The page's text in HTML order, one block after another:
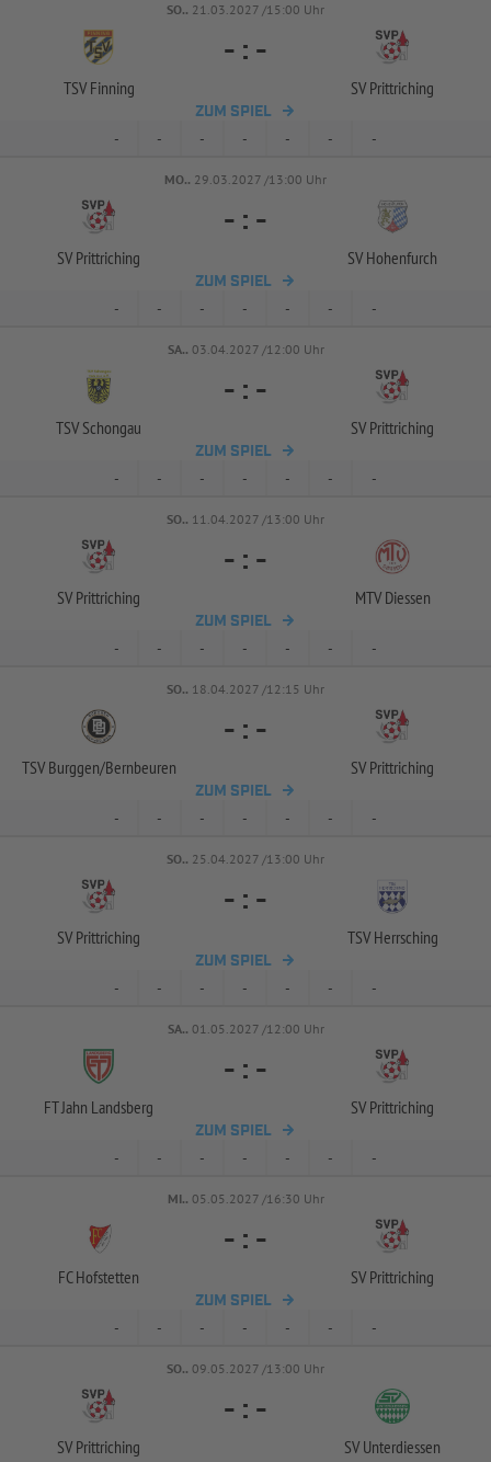
SO.. 21.03.2027 /15:00 Uhr
TSV Finning
- : -
SV Prittriching
ZUM SPIEL
- - - - - - -
MO.. 29.03.2027 /13:00 Uhr
SV Prittriching
- : -
SV Hohenfurch
ZUM SPIEL
- - - - - - -
SA.. 03.04.2027 /12:00 Uhr
TSV Schongau
- : -
SV Prittriching
ZUM SPIEL
- - - - - - -
SO.. 11.04.2027 /13:00 Uhr
SV Prittriching
- : -
MTV Diessen
ZUM SPIEL
- - - - - - -
SO.. 18.04.2027 /12:15 Uhr
TSV Burggen/Bernbeuren
- : -
SV Prittriching
ZUM SPIEL
- - - - - - -
SO.. 25.04.2027 /13:00 Uhr
SV Prittriching
- : -
TSV Herrsching
ZUM SPIEL
- - - - - - -
SA.. 01.05.2027 /12:00 Uhr
FT Jahn Landsberg
- : -
SV Prittriching
ZUM SPIEL
- - - - - - -
MI.. 05.05.2027 /16:30 Uhr
FC Hofstetten
- : -
SV Prittriching
ZUM SPIEL
- - - - - - -
SO.. 09.05.2027 /13:00 Uhr
SV Prittriching
- : -
SV Unterdiessen